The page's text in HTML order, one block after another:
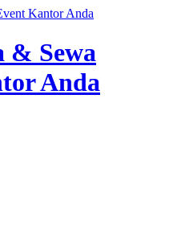
& Sewa
Anda